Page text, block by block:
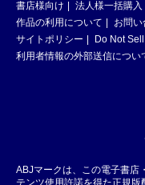
書店様向け
法人様一括購入
作品の利用について
お問
サイトポリシー
Do Not
利用者情報の外部送信につい
ABJマークは、この電子書店
テンツ使用許諾を得た正規